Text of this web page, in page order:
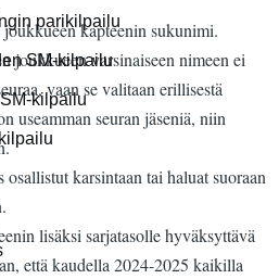
parikilpailu
SM-kilpailu
kilpailu
kapteenin sukunimi.
joukkueen varsinaiseen nimeen ei
vaan se valitaan erillisestä
useamman seuran jäseniä, niin
karsintaan tai haluat suoraan
lisäksi sarjatasolle hyväksyttävä
että kaudella 2024-2025 kaikilla